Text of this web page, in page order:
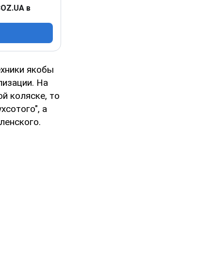
в
якобы
На
коляске, то
а